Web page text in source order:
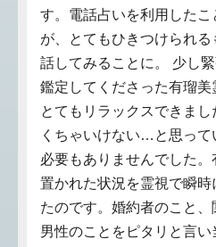
す。電話占いを利用した
が、とてもひきつけられ
話してみることに。 少し
鑑定してくださった有瑠
とてもリラックスできま
くちゃいけない…と思って
必要もありませんでした
置かれた状況を霊視で瞬
たのです。婚約者のこと
男性のことをピタリと言い